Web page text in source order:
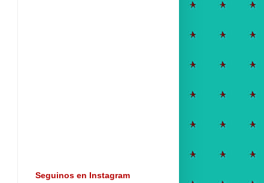
Seguinos en Instagram